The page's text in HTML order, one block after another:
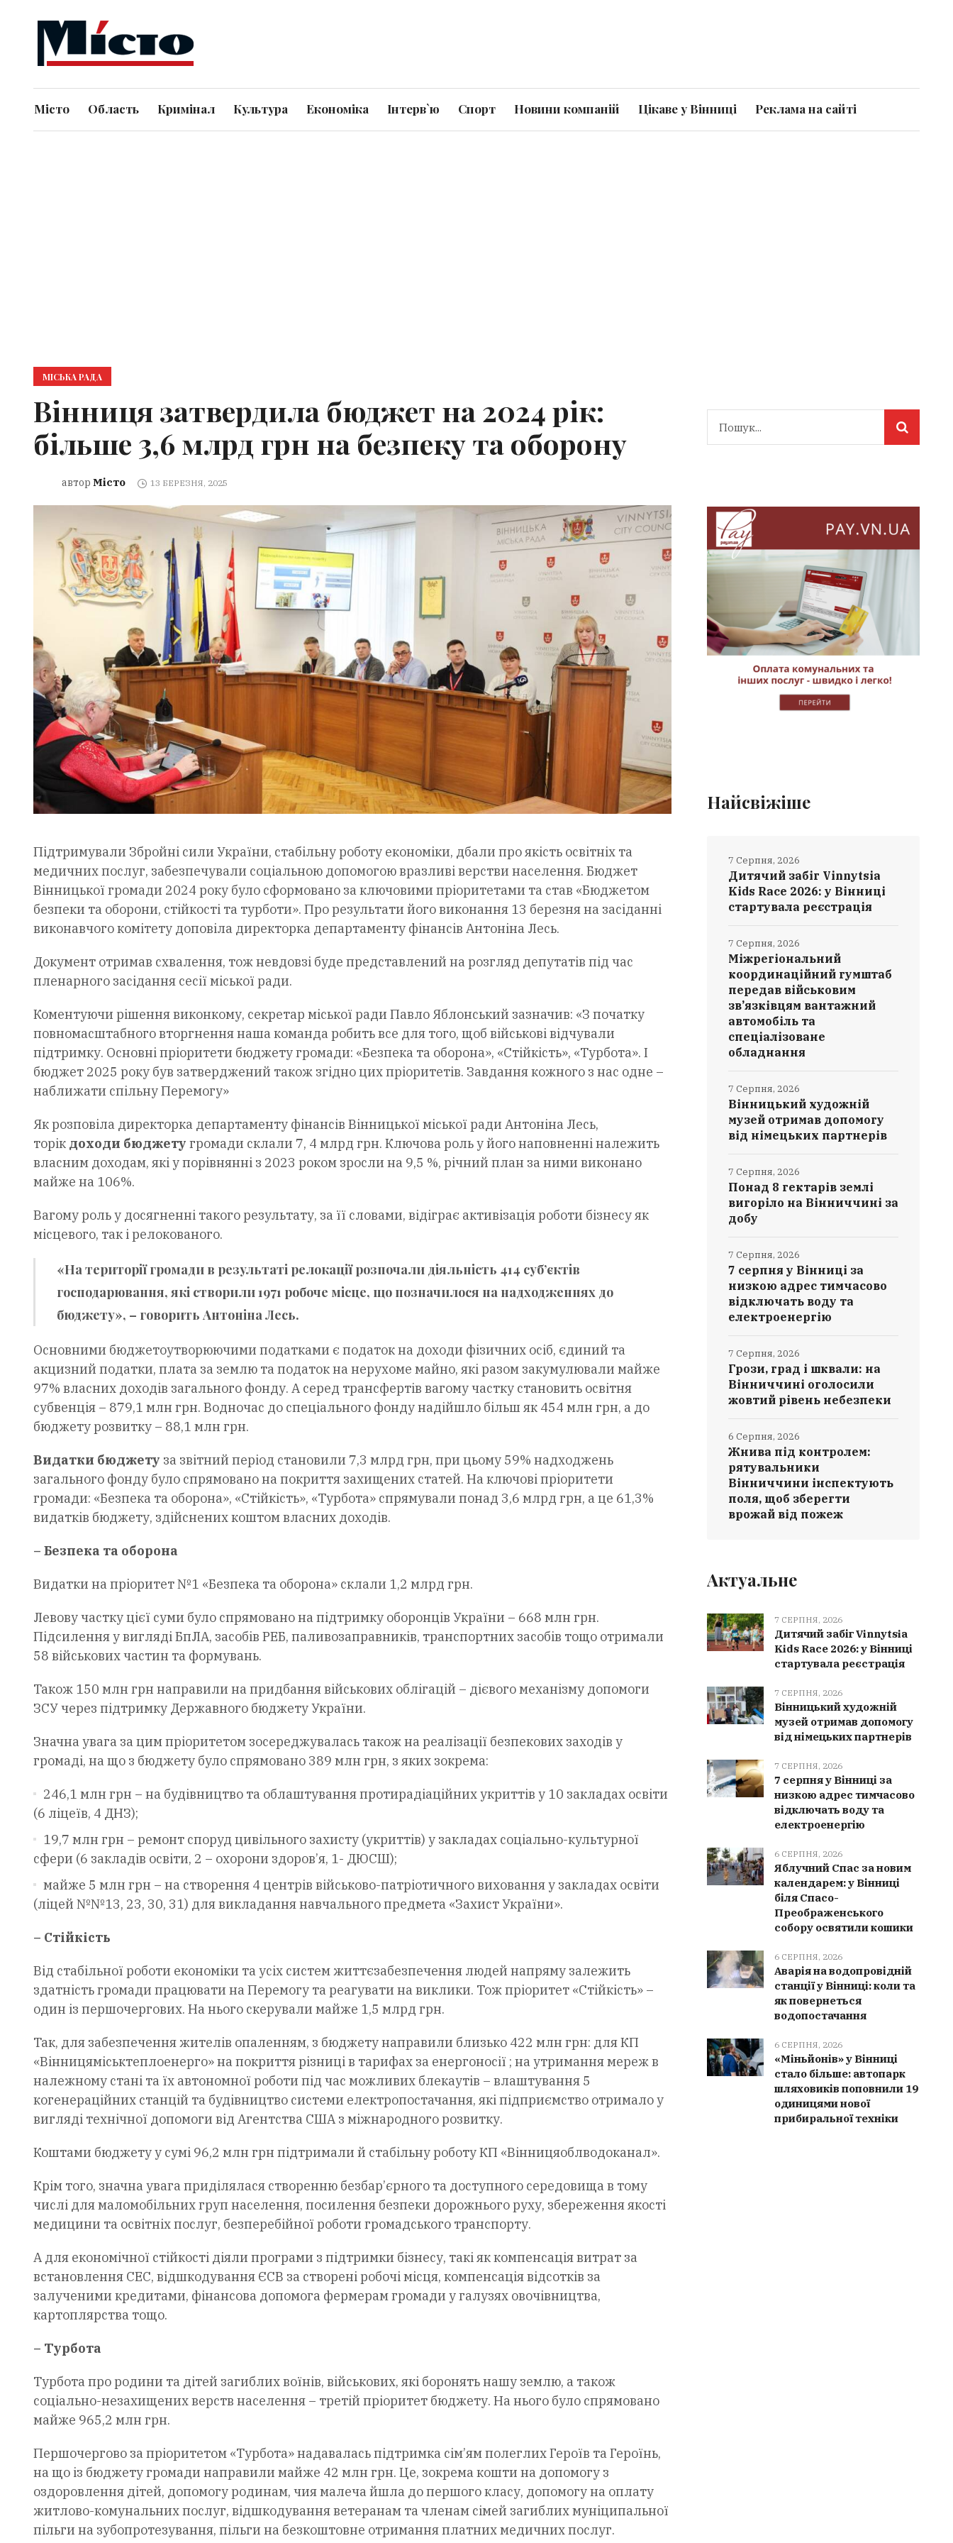
Місто Область Кримінал Культура Економіка Інтерв`ю Спорт Новини компаній Цікаве у Вінниці Реклама на сайті
МІСЬКА РАДА
Вінниця затвердила бюджет на 2024 рік:
більше 3,6 млрд грн на безпеку та оборону
автор Місто 13 БЕРЕЗНЯ, 2025
Підтримували Збройні сили України, стабільну роботу економіки, дбали про якість освітніх та
медичних послуг, забезпечували соціальною допомогою вразливі верстви населення. Бюджет
Вінницької громади 2024 року було сформовано за ключовими пріоритетами та став «Бюджетом
безпеки та оборони, стійкості та турботи». Про результати його виконання 13 березня на засіданні
виконавчого комітету доповіла директорка департаменту фінансів Антоніна Лесь.
Документ отримав схвалення, тож невдовзі буде представлений на розгляд депутатів під час
пленарного засідання сесії міської ради.
Коментуючи рішення виконкому, секретар міської ради Павло Яблонський зазначив: «З початку
повномасштабного вторгнення наша команда робить все для того, щоб військові відчували
підтримку. Основні пріоритети бюджету громади: «Безпека та оборона», «Стійкість», «Турбота». І
бюджет 2025 року був затверджений також згідно цих пріоритетів. Завдання кожного з нас одне –
наближати спільну Перемогу»
Як розповіла директорка департаменту фінансів Вінницької міської ради Антоніна Лесь,
торік доходи бюджету громади склали 7, 4 млрд грн. Ключова роль у його наповненні належить
власним доходам, які у порівнянні з 2023 роком зросли на 9,5 %, річний план за ними виконано
майже на 106%.
Вагому роль у досягненні такого результату, за її словами, відіграє активізація роботи бізнесу як
місцевого, так і релокованого.
«На території громади в результаті релокації розпочали діяльність 414 суб’єктів
господарювання, які створили 1971 робоче місце, що позначилося на надходженнях до
бюджету», – говорить Антоніна Лесь.
Основними бюджетоутворюючими податками є податок на доходи фізичних осіб, єдиний та
акцизний податки, плата за землю та податок на нерухоме майно, які разом закумулювали майже
97% власних доходів загального фонду. А серед трансфертів вагому частку становить освітня
субвенція – 879,1 млн грн. Водночас до спеціального фонду надійшло більш як 454 млн грн, а до
бюджету розвитку – 88,1 млн грн.
Видатки бюджету за звітний період становили 7,3 млрд грн, при цьому 59% надходжень
загального фонду було спрямовано на покриття захищених статей. На ключові пріоритети
громади: «Безпека та оборона», «Стійкість», «Турбота» спрямували понад 3,6 млрд грн, а це 61,3%
видатків бюджету, здійснених коштом власних доходів.
– Безпека та оборона
Видатки на пріоритет №1 «Безпека та оборона» склали 1,2 млрд грн.
Левову частку цієї суми було спрямовано на підтримку оборонців України – 668 млн грн.
Підсилення у вигляді БпЛА, засобів РЕБ, паливозаправників, транспортних засобів тощо отримали
58 військових частин та формувань.
Також 150 млн грн направили на придбання військових облігацій – дієвого механізму допомоги
ЗСУ через підтримку Державного бюджету України.
Значна увага за цим пріоритетом зосереджувалась також на реалізації безпекових заходів у
громаді, на що з бюджету було спрямовано 389 млн грн, з яких зокрема:
246,1 млн грн – на будівництво та облаштування протирадіаційних укриттів у 10 закладах освіти
(6 ліцеїв, 4 ДНЗ);
19,7 млн грн – ремонт споруд цивільного захисту (укриттів) у закладах соціально-культурної
сфери (6 закладів освіти, 2 – охорони здоров’я, 1- ДЮСШ);
майже 5 млн грн – на створення 4 центрів військово-патріотичного виховання у закладах освіти
(ліцей №№13, 23, 30, 31) для викладання навчального предмета «Захист України».
– Стійкість
Від стабільної роботи економіки та усіх систем життєзабезпечення людей напряму залежить
здатність громади працювати на Перемогу та реагувати на виклики. Тож пріоритет «Стійкість» –
один із першочергових. На нього скерували майже 1,5 млрд грн.
Так, для забезпечення жителів опаленням, з бюджету направили близько 422 млн грн: для КП
«Вінницяміськтеплоенерго» на покриття різниці в тарифах за енергоносії ; на утримання мереж в
належному стані та їх автономної роботи під час можливих блекаутів – влаштування 5
когенераційних станцій та будівництво системи електропостачання, які підприємство отримало у
вигляді технічної допомоги від Агентства США з міжнародного розвитку.
Коштами бюджету у сумі 96,2 млн грн підтримали й стабільну роботу КП «Вінницяоблводоканал».
Крім того, значна увага приділялася створенню безбар’єрного та доступного середовища в тому
числі для маломобільних груп населення, посилення безпеки дорожнього руху, збереження якості
медицини та освітніх послуг, безперебійної роботи громадського транспорту.
А для економічної стійкості діяли програми з підтримки бізнесу, такі як компенсація витрат за
встановлення СЕС, відшкодування ЄСВ за створені робочі місця, компенсація відсотків за
залученими кредитами, фінансова допомога фермерам громади у галузях овочівництва,
картоплярства тощо.
– Турбота
Турбота про родини та дітей загиблих воїнів, військових, які боронять нашу землю, а також
соціально-незахищених верств населення – третій пріоритет бюджету. На нього було спрямовано
майже 965,2 млн грн.
Першочергово за пріоритетом «Турбота» надавалась підтримка сім’ям полеглих Героїв та Героїнь,
на що із бюджету громади направили майже 42 млн грн. Це, зокрема кошти на допомогу з
оздоровлення дітей, допомогу родинам, чия малеча йшла до першого класу, допомогу на оплату
житлово-комунальних послуг, відшкодування ветеранам та членам сімей загиблих муніципальної
пільги на зубопротезування, пільги на безкоштовне отримання платних медичних послуг.
Найсвіжіше
Дитячий забіг Vinnytsia
Kids Race 2026: у Вінниці
стартувала реєстрація
7 Серпня, 2026
Міжрегіональний
координаційний гумштаб
передав військовим
зв’язківцям вантажний
автомобіль та
спеціалізоване
обладнання
7 Серпня, 2026
Вінницький художній
музей отримав допомогу
від німецьких партнерів
7 Серпня, 2026
Понад 8 гектарів землі
вигоріло на Вінниччині за
добу
7 Серпня, 2026
7 серпня у Вінниці за
низкою адрес тимчасово
відключать воду та
електроенергію
7 Серпня, 2026
Грози, град і шквали: на
Вінниччині оголосили
жовтий рівень небезпеки
7 Серпня, 2026
Жнива під контролем:
рятувальники
Вінниччини інспектують
поля, щоб зберегти
врожай від пожеж
6 Серпня, 2026
Актуальне
7 СЕРПНЯ, 2026
Дитячий забіг Vinnytsia
Kids Race 2026: у Вінниці
стартувала реєстрація
7 СЕРПНЯ, 2026
Вінницький художній
музей отримав допомогу
від німецьких партнерів
7 СЕРПНЯ, 2026
7 серпня у Вінниці за
низкою адрес тимчасово
відключать воду та
електроенергію
6 СЕРПНЯ, 2026
Яблучний Спас за новим
календарем: у Вінниці
біля Спасо-
Преображенського
собору освятили кошики
6 СЕРПНЯ, 2026
Аварія на водопровідній
станції у Вінниці: коли та
як повернеться
водопостачання
6 СЕРПНЯ, 2026
«Міньйонів» у Вінниці
стало більше: автопарк
шляховиків поповнили 19
одиницями нової
прибиральної техніки